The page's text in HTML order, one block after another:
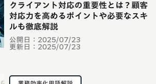
公開日： 2025/07/23
更新日： 2025/07/23
クライアント対応の重要性とは？顧客
対応力を高めるポイントや必要なスキ
ルも徹底解説